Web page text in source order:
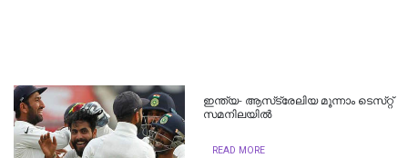
ഇന്ത്യ- ആസ്​ട്രേലിയ മൂന്നാം ടെസ്​റ്റ്​
സമനിലയിൽ
READ MORE